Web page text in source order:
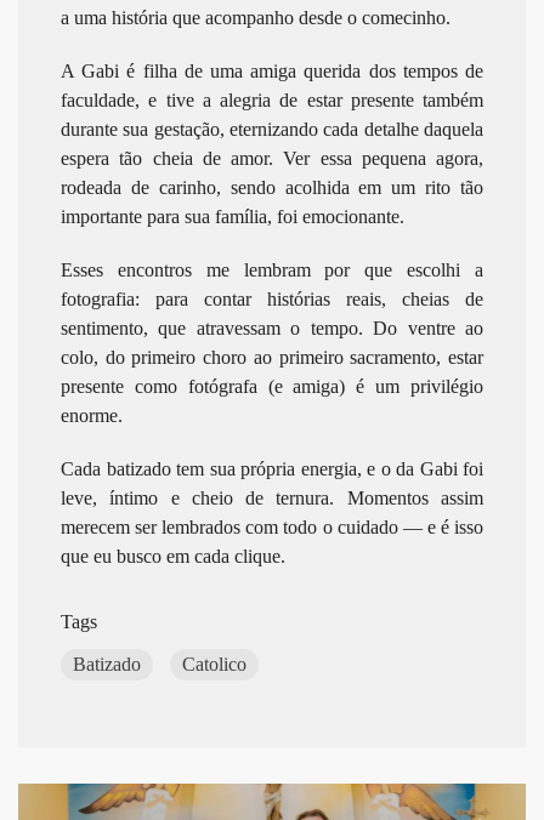
a uma história que acompanho desde o comecinho.
A Gabi é filha de uma amiga querida dos tempos de
faculdade, e tive a alegria de estar presente também
durante sua gestação, eternizando cada detalhe daquela
espera tão cheia de amor. Ver essa pequena agora,
rodeada de carinho, sendo acolhida em um rito tão
importante para sua família, foi emocionante.
Esses encontros me lembram por que escolhi a
fotografia: para contar histórias reais, cheias de
sentimento, que atravessam o tempo. Do ventre ao
colo, do primeiro choro ao primeiro sacramento, estar
presente como fotógrafa (e amiga) é um privilégio
enorme.
Cada batizado tem sua própria energia, e o da Gabi foi
leve, íntimo e cheio de ternura. Momentos assim
merecem ser lembrados com todo o cuidado — e é isso
que eu busco em cada clique.
Tags
Batizado Catolico